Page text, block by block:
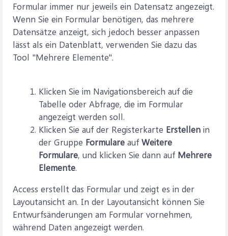
Formular immer nur jeweils ein Datensatz angezeigt.
Wenn Sie ein Formular benötigen, das mehrere
Datensätze anzeigt, sich jedoch besser anpassen
lässt als ein Datenblatt, verwenden Sie dazu das
Tool "Mehrere Elemente".
Klicken Sie im Navigationsbereich auf die
Tabelle oder Abfrage, die im Formular
angezeigt werden soll.
Klicken Sie auf der Registerkarte Erstellen in
der Gruppe Formulare auf Weitere
Formulare, und klicken Sie dann auf Mehrere
Elemente.
Access erstellt das Formular und zeigt es in der
Layoutansicht an. In der Layoutansicht können Sie
Entwurfsänderungen am Formular vornehmen,
während Daten angezeigt werden.